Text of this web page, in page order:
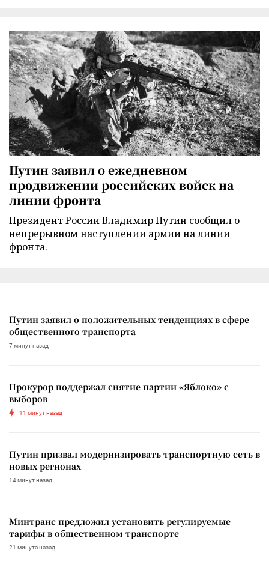
Путин заявил о ежедневном
продвижении российских войск на
линии фронта
Президент России Владимир Путин сообщил о
непрерывном наступлении армии на линии
фронта.
Путин заявил о положительных тенденциях в сфере
общественного транспорта
7 минут назад
Прокурор поддержал снятие партии «Яблоко» с
выборов
11 минут назад
Путин призвал модернизировать транспортную сеть в
новых регионах
14 минут назад
Минтранс предложил установить регулируемые
тарифы в общественном транспорте
21 минута назад